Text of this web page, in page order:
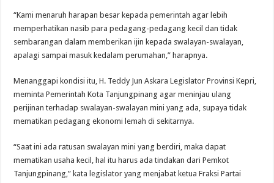
“Kami menaruh harapan besar kepada pemerintah agar lebih
memperhatikan nasib para pedagang-pedagang kecil dan tidak
sembarangan dalam memberikan ijin kepada swalayan-swalayan,
apalagi sampai masuk kedalam perumahan,” harapnya.
Menanggapi kondisi itu, H. Teddy Jun Askara Legislator Provinsi Kepri,
meminta Pemerintah Kota Tanjungpinang agar meninjau ulang
perijinan terhadap swalayan-swalayan mini yang ada, supaya tidak
mematikan pedagang ekonomi lemah di sekitarnya.
“Saat ini ada ratusan swalayan mini yang berdiri, maka dapat
mematikan usaha kecil, hal itu harus ada tindakan dari Pemkot
Tanjungpinang,” kata legislator yang menjabat ketua Fraksi Partai